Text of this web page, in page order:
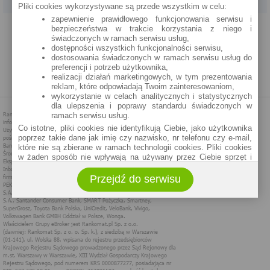
PROGRAM PARTNERSKI O NAS REKLAMA REGULAMIN
POLITYKA PRYWATNOŚCI POLITYKA COOKIES ZASADY PLASOWANIA
Pliki cookies wykorzystywane są przede wszystkim w celu:
zapewnienie prawidłowego funkcjonowania serwisu i
bezpieczeństwa w trakcie korzystania z niego i
świadczonych w ramach serwisu usług,
dostępności wszystkich funkcjonalności serwisu,
dostosowania świadczonych w ramach serwisu usług do
preferencji i potrzeb użytkownika,
realizacji działań marketingowych, w tym prezentowania
reklam, które odpowiadają Twoim zainteresowaniom,
wykorzystanie w celach analitycznych i statystycznych
dla ulepszenia i poprawy standardu świadczonych w
ramach serwisu usług.
Co istotne, pliki cookies nie identyfikują Ciebie, jako użytkownika
poprzez takie dane jak imię czy nazwisko, nr telefonu czy e-mail,
które nie są zbierane w ramach technologii cookies. Pliki cookies
w żaden sposób nie wpływają na używany przez Ciebie sprzęt i
Zakres wykorzystywania plików cookies możliwy jest do
określenia w ustawieniach przeglądarki każdego użytkownika. Bez
wprowadzenia zmian ustawień, informacje w plikach cookies mogą
być zapisywane w pamięci Twojego urządzenia.
Administratorem danych pozyskiwanych w technologii cookies jest
spółka Rankomat.pl Sp. z o.o. (dawniej: Rankomat Sp. z o. o. Sp.
k.) z siedzibą w Warszawie, ul. Wolska 88, 01 - 141 Warszawa.
Możesz jako użytkownik w każdym czasie skontaktować się z
administratorem pod adresem bok@ebroker.pl, jak również wyrazić
Przejdź do serwisu